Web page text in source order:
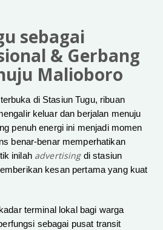
sebagai
& Gerbang
Malioboro
di Stasiun Tugu, ribuan
keluar dan berjalan menuju
penuh energi ini menjadi momen
benar-benar memperhatikan
inilah advertising di stasiun
kesan pertama yang kuat
terminal lokal bagi warga
sebagai pusat transit